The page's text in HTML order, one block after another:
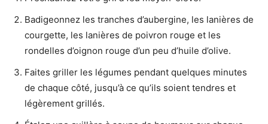
Badigeonnez les tranches d’aubergine, les lanières de
courgette, les lanières de poivron rouge et les
rondelles d’oignon rouge d’un peu d’huile d’olive.
Faites griller les légumes pendant quelques minutes
de chaque côté, jusqu’à ce qu’ils soient tendres et
légèrement grillés.